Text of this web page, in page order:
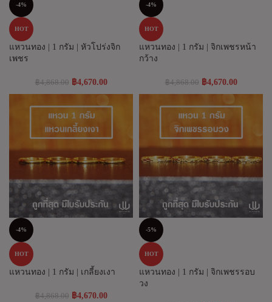
-4%
HOT
แหวนทอง | 1 กรัม | หัวโปร่งจิก
เพชร
฿4,868.00 ฿4,670.00
-4%
HOT
แหวนทอง | 1 กรัม | จิกเพชรหน้า
กว้าง
฿4,868.00 ฿4,670.00
-4%
HOT
แหวนทอง | 1 กรัม | เกลี้ยงเงา
฿4,868.00 ฿4,670.00
-5%
HOT
แหวนทอง | 1 กรัม | จิกเพชรรอบ
วง